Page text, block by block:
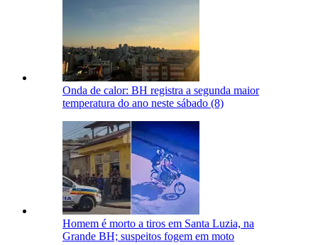
Onda de calor: BH registra a segunda maior
temperatura do ano neste sábado (8)
Homem é morto a tiros em Santa Luzia, na
Grande BH; suspeitos fogem em moto